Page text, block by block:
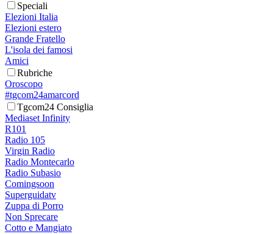
Speciali
Elezioni Italia
Elezioni estero
Grande Fratello
L'isola dei famosi
Amici
Rubriche
Oroscopo
#tgcom24amarcord
Tgcom24 Consiglia
Mediaset Infinity
R101
Radio 105
Virgin Radio
Radio Montecarlo
Radio Subasio
Comingsoon
Superguidatv
Zuppa di Porro
Non Sprecare
Cotto e Mangiato